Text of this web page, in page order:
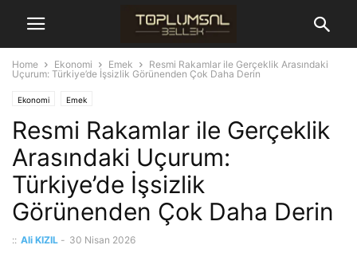
Home Ekonomi Emek
Resmi Rakamlar ile Gerçeklik Arasındaki
Uçurum: Türkiye’de İşsizlik Görünenden Çok Daha Derin
Ekonomi Emek
Resmi Rakamlar ile Gerçeklik
Arasındaki Uçurum:
Türkiye’de İşsizlik
Görünenden Çok Daha Derin
:: Ali KIZIL - 30 Nisan 2026